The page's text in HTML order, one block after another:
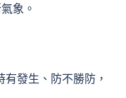
象。
發生、防不勝防，